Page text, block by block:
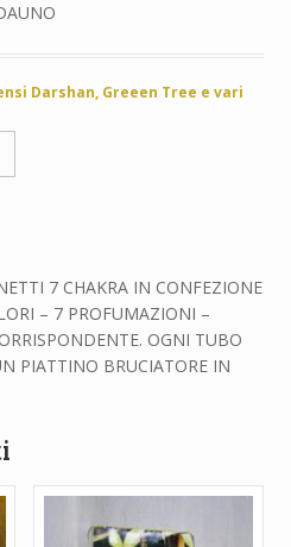
Darshan, Greeen Tree e vari
7 CHAKRA IN CONFEZIONE
– 7 PROFUMAZIONI –
OGNI TUBO
PIATTINO BRUCIATORE IN